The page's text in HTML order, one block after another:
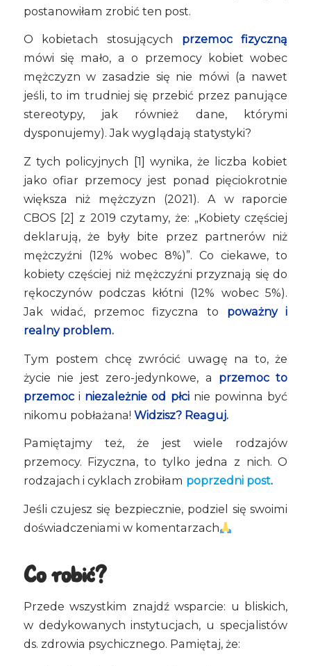
postanowiłam zrobić ten post.
O kobietach stosujących przemoc fizyczną
mówi się mało, a o przemocy kobiet wobec
mężczyzn w zasadzie się nie mówi (a nawet
jeśli, to im trudniej się przebić przez panujące
stereotypy, jak również dane, którymi
dysponujemy). Jak wyglądają statystyki?
Z tych policyjnych [1] wynika, że liczba kobiet
jako ofiar przemocy jest ponad pięciokrotnie
większa niż mężczyzn (2021). A w raporcie
CBOS [2] z 2019 czytamy, że: „Kobiety częściej
deklarują, że były bite przez partnerów niż
mężczyźni (12% wobec 8%)”. Co ciekawe, to
kobiety częściej niż mężczyźni przyznają się do
rękoczynów podczas kłótni (12% wobec 5%).
Jak widać, przemoc fizyczna to poważny i
realny problem.
Tym postem chcę zwrócić uwagę na to, że
życie nie jest zero-jedynkowe, a przemoc to
przemoc i niezależnie od płcinie powinna być
nikomu pobłażana! Widzisz? Reaguj.
Pamiętajmy też, że jest wiele rodzajów
przemocy. Fizyczna, to tylko jedna z nich. O
rodzajach i cyklach zrobiłam poprzedni post.
Jeśli czujesz się bezpiecznie, podziel się swoimi
doświadczeniami w komentarzach
Co robić?
Przede wszystkim znajdź wsparcie: u bliskich,
w dedykowanych instytucjach, u specjalistów
ds. zdrowia psychicznego. Pamiętaj, że: